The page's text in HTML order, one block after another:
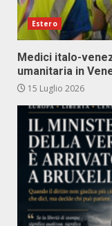
Estero
Medici italo-
umanitaria in
15 Luglio 2026